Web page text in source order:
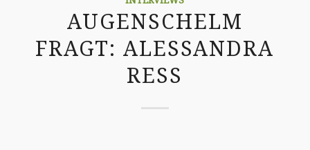
AUGENSCHELM
FRAGT: ALESSANDRA
RESS